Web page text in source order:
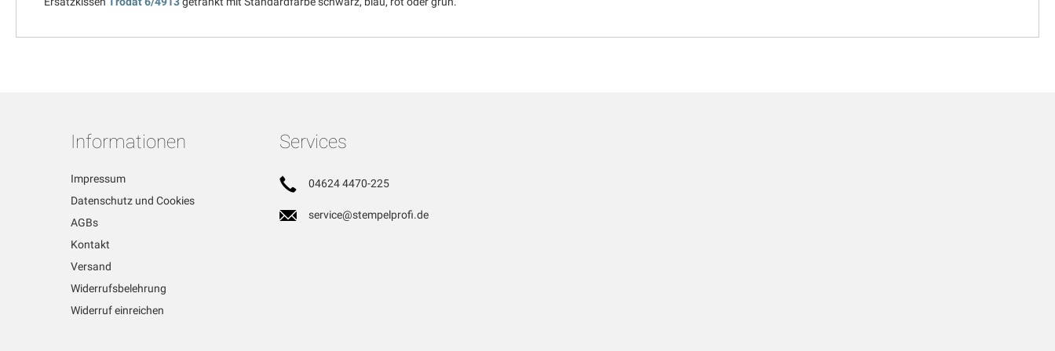
Informationen
Impressum
Datenschutz und Cookies
AGBs
Kontakt
Versand
Widerrufsbelehrung
Widerruf einreichen
Services
04624 4470-225
service@stempelprofi.de